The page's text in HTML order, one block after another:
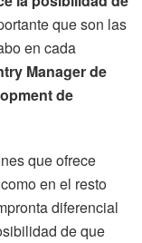
que son las
en cada
Manager de
de
que ofrece
en el resto
diferencial
de que